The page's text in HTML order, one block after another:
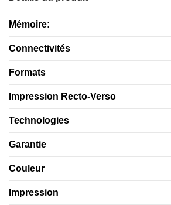
Mémoire:
Connectivités
Formats
Impression Recto-Verso
Technologies
Garantie
Couleur
Impression